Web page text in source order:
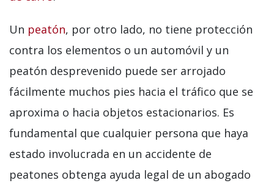
Un peatón, por otro lado, no tiene protección
contra los elementos o un automóvil y un
peatón desprevenido puede ser arrojado
fácilmente muchos pies hacia el tráfico que se
aproxima o hacia objetos estacionarios. Es
fundamental que cualquier persona que haya
estado involucrada en un accidente de
peatones obtenga ayuda legal de un abogado